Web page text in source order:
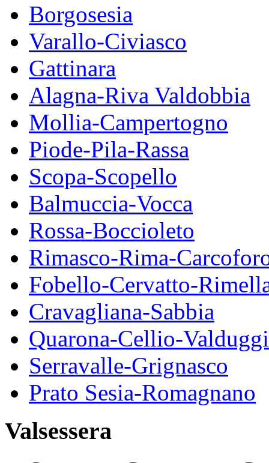
Borgosesia
Varallo-Civiasco
Gattinara
Alagna-Riva Valdobbia
Mollia-Campertogno
Piode-Pila-Rassa
Scopa-Scopello
Balmuccia-Vocca
Rossa-Boccioleto
Rimasco-Rima-
Fobello-Cervatto-
Cravagliana-Sabbia
Quarona-Cellio-
Serravalle-Grignasco
Prato Sesia-Romagnano
Valsessera